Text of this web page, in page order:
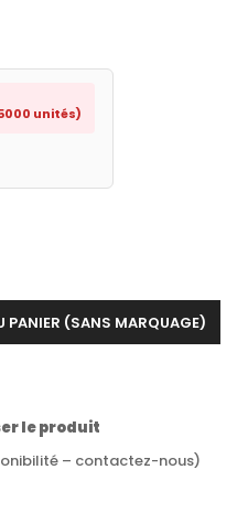
unités)
PANIER (SANS MARQUAGE)
le produit
– contactez-nous)